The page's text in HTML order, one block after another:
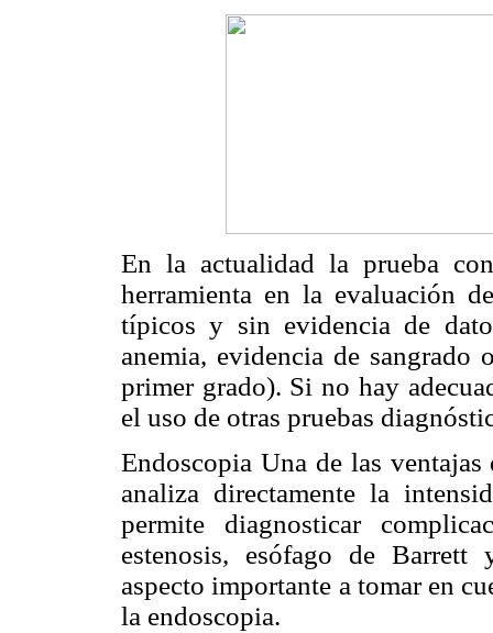
En la actualidad la prueba
herramienta en la evaluación
típicos y sin evidencia de
anemia, evidencia de sangrado
primer grado). Si no hay
el uso de otras pruebas
Endoscopia Una de las
analiza directamente la
permite diagnosticar
estenosis, esófago de
aspecto importante a tomar en
la endoscopia.